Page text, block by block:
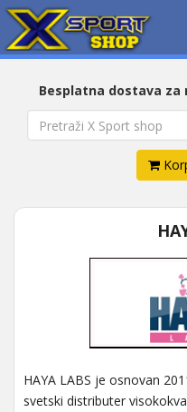
Besplatna dostava za
HAYA LABS je osnovan
svetski distributer